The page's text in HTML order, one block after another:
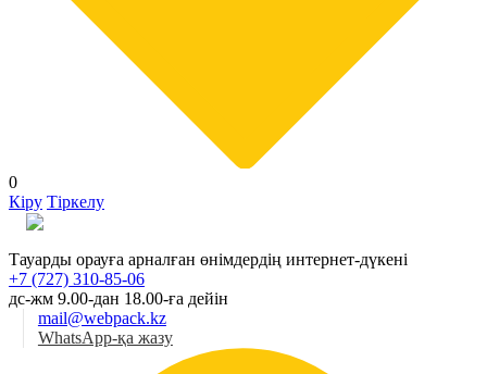
0
Кіру Тіркелу
Тауарды орауға арналған өнімдердің интернет-дүкені
+7 (727) 310-85-06
дс-жм 9.00-дан 18.00-ға дейін
mail@webpack.kz
WhatsApp-қа жазу